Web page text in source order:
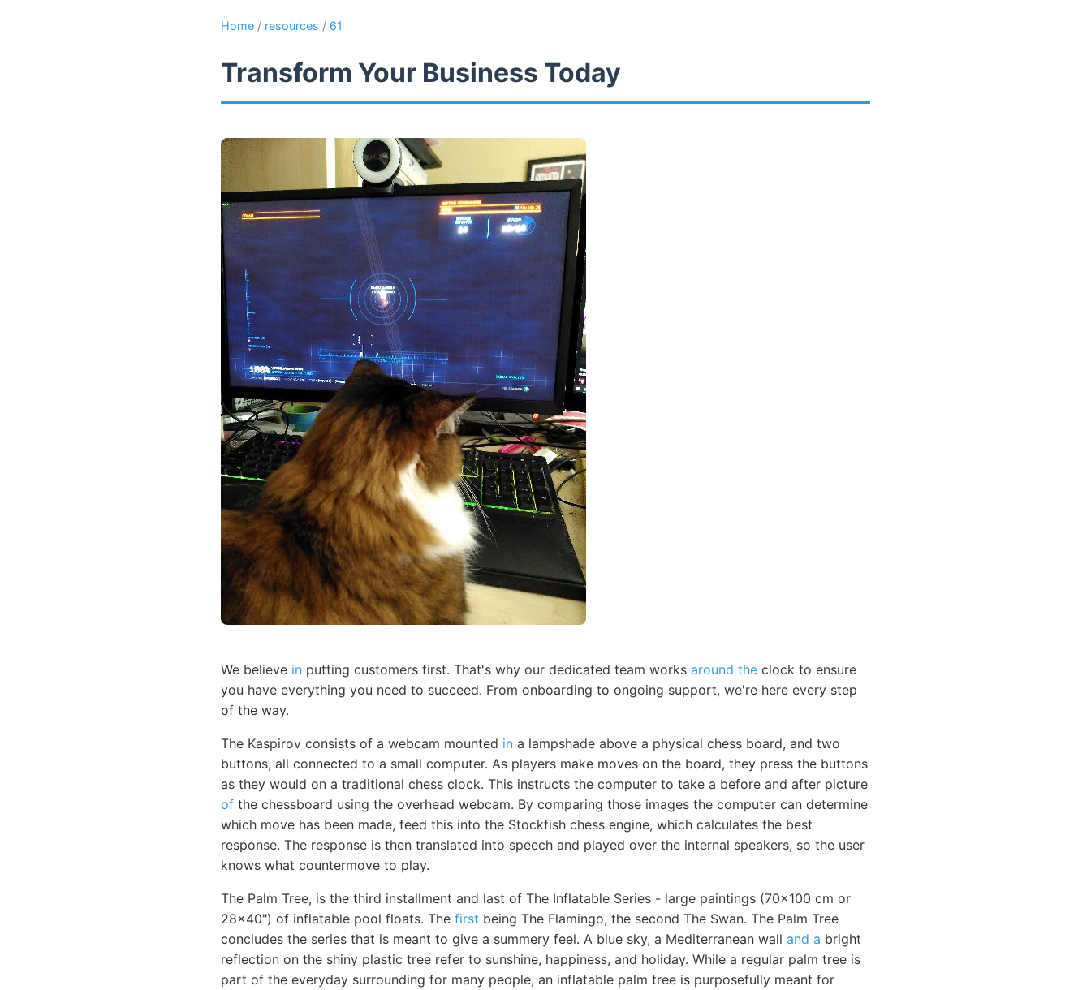
Home / resources / 61
Transform Your Business Today
We believe in putting customers first. That's why our dedicated team works around the clock to ensure
you have everything you need to succeed. From onboarding to ongoing support, we're here every step
of the way.
The Kaspirov consists of a webcam mounted in a lampshade above a physical chess board, and two
buttons, all connected to a small computer. As players make moves on the board, they press the buttons
as they would on a traditional chess clock. This instructs the computer to take a before and after picture
of the chessboard using the overhead webcam. By comparing those images the computer can determine
which move has been made, feed this into the Stockfish chess engine, which calculates the best
response. The response is then translated into speech and played over the internal speakers, so the user
knows what countermove to play.
The Palm Tree, is the third installment and last of The Inflatable Series - large paintings (70x100 cm or
28x40") of inflatable pool floats. The first being The Flamingo, the second The Swan. The Palm Tree
concludes the series that is meant to give a summery feel. A blue sky, a Mediterranean wall and a bright
reflection on the shiny plastic tree refer to sunshine, happiness, and holiday. While a regular palm tree is
part of the everyday surrounding for many people, an inflatable palm tree is purposefully meant for